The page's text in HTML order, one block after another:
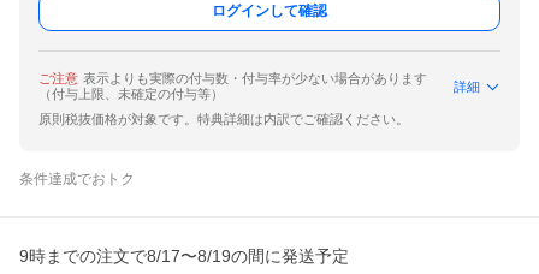
ログインして確認
ご注意 表示よりも実際の付与数・付与率が少ない場合があります
（付与上限、未確定の付与等）
詳細
原則税抜価格が対象です。特典詳細は内訳でご確認ください。
条件達成でおトク
9時までの注文で8/17〜8/19の間に発送予定